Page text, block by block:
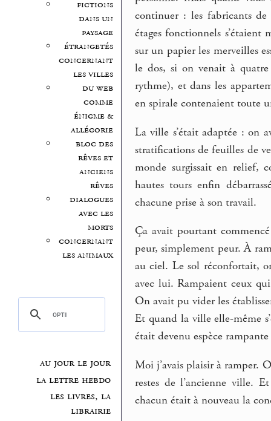
fictions
dans un
paysage
étrangetés
concernant
les villes
du web
comme
énigme &
allégorie
bloc des
rêves et
anciens
rêves
dialogues
avec les
morts
concernant
les animaux
au jour le jour
la lettre hebdo
les livres, la
librairie
continuer : les fabricants de
étages fonctionnels
sur un papier les merveilles
le dos, si on venait à
rythme), et dans les
en spirale contenaient toute
La ville s’était adaptée : on
stratifications de feuilles de
monde surgissait en relief,
hautes tours enfin
chacune prise à son travail.
Ça avait pourtant
peur, simplement peur. À
au ciel. Le sol réconfortait,
avec lui. Rampaient ceux
On avait pu vider les
Et quand la ville elle-même
était devenu espèce
Moi j’avais plaisir à ramper.
restes de l’ancienne ville.
chacun était à nouveau la